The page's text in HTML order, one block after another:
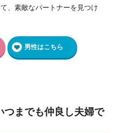
、素敵なパートナーを見つけ
男性はこちら
つまでも仲良し夫婦で